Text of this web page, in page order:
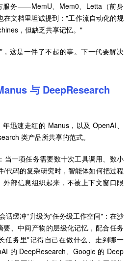
服务——MemU、Mem0、Letta（前身
在文档里坦诚提到："工作流自动化的规
，但缺乏共享记忆。"
这是一件了不起的事。下一代要解决
与 DeepResearch
迅速走红的 Manus，以及 OpenAI、
类产品所共享的范式。
当一项任务需要数十次工具调用、数小
/代码的复杂研究时，智能体如何把过程
部信息组织起来，不被上下文窗口限
话缓冲"升级为"任务级工作空间"：在沙
、中间产物的层级化记忆，配合任务
任务里"记得自己在做什么、走到哪一
的 DeepResearch、Google 的 Deep